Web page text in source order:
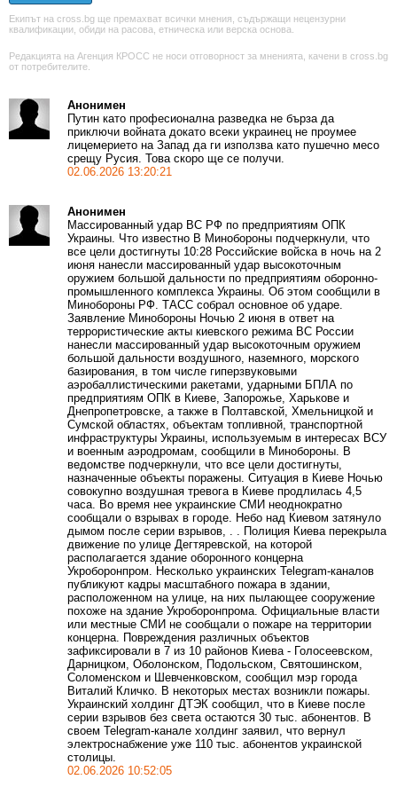
Екипът на cross.bg ще премахват всички мнения, съдържащи нецензурни
квалификации, обиди на расова, етническа или верска основа.
Редакцията на Агенция КРОСС не носи отговорност за мненията, качени в cross.bg
от потребителите.
Анонимен
Путин като професионална разведка не бърза да
приключи войната докато всеки украинец не проумее
лицемерието на Запад да ги използва като пушечно месо
срещу Русия. Това скоро ще се получи.
02.06.2026 13:20:21
Анонимен
Массированный удар ВС РФ по предприятиям ОПК
Украины. Что известно В Минобороны подчеркнули, что
все цели достигнуты 10:28 Российские войска в ночь на 2
июня нанесли массированный удар высокоточным
оружием большой дальности по предприятиям оборонно-
промышленного комплекса Украины. Об этом сообщили в
Минобороны РФ. ТАСС собрал основное об ударе.
Заявление Минобороны Ночью 2 июня в ответ на
террористические акты киевского режима ВС России
нанесли массированный удар высокоточным оружием
большой дальности воздушного, наземного, морского
базирования, в том числе гиперзвуковыми
аэробаллистическими ракетами, ударными БПЛА по
предприятиям ОПК в Киеве, Запорожье, Харькове и
Днепропетровске, а также в Полтавской, Хмельницкой и
Сумской областях, объектам топливной, транспортной
инфраструктуры Украины, используемым в интересах ВСУ
и военным аэродромам, сообщили в Минобороны. В
ведомстве подчеркнули, что все цели достигнуты,
назначенные объекты поражены. Ситуация в Киеве Ночью
совокупно воздушная тревога в Киеве продлилась 4,5
часа. Во время нее украинские СМИ неоднократно
сообщали о взрывах в городе. Небо над Киевом затянуло
дымом после серии взрывов, . . Полиция Киева перекрыла
движение по улице Дегтяревской, на которой
располагается здание оборонного концерна
Укроборонпром. Несколько украинских Telegram-каналов
публикуют кадры масштабного пожара в здании,
расположенном на улице, на них пылающее сооружение
похоже на здание Укроборонпрома. Официальные власти
или местные СМИ не сообщали о пожаре на территории
концерна. Повреждения различных объектов
зафиксировали в 7 из 10 районов Киева - Голосеевском,
Дарницком, Оболонском, Подольском, Святошинском,
Соломенском и Шевченковском, сообщил мэр города
Виталий Кличко. В некоторых местах возникли пожары.
Украинский холдинг ДТЭК сообщил, что в Киеве после
серии взрывов без света остаются 30 тыс. абонентов. В
своем Telegram-канале холдинг заявил, что вернул
электроснабжение уже 110 тыс. абонентов украинской
столицы.
02.06.2026 10:52:05